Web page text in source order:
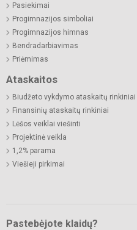
Pasiekimai
Progimnazijos simboliai
Progimnazijos himnas
Bendradarbiavimas
Priėmimas
Ataskaitos
Biudžeto vykdymo ataskaitų rinkiniai
Finansinių ataskaitų rinkiniai
Lėšos veiklai viešinti
Projektinė veikla
1,2% parama
Viešieji pirkimai
Pastebėjote klaidų?